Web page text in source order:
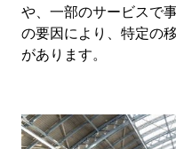
や、一部のサービスで
の要因により、特定の
があります。